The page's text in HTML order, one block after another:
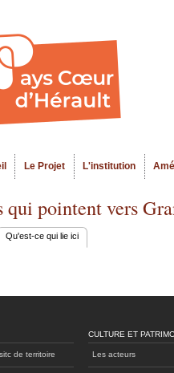
Le Projet L'institution
qui pointent vers
Qu'est-ce qui lie ici
de territoire
CULTURE ET
Les acteurs